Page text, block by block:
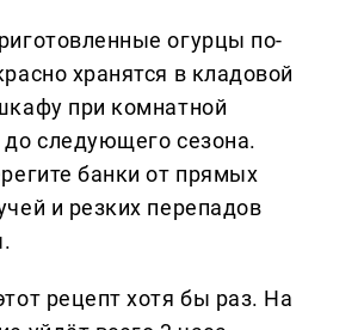
огурцы по-
хранятся в кладовой
при комнатной
до следующего сезона.
банки от прямых
и резких перепадов
рецепт хотя бы раз. На